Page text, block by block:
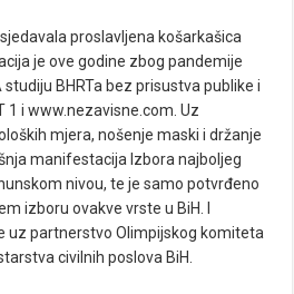
proslavljena košarkašica
je ove godine zbog pandemije
BHRTa bez prisustva publike i
1 i www.nezavisne.com. Uz
mjera, nošenje maski i držanje
manifestacija Izbora najboljeg
nivou, te je samo potvrđeno
izboru ovakve vrste u BiH. I
uz partnerstvo Olimpijskog komiteta
civilnih poslova BiH.